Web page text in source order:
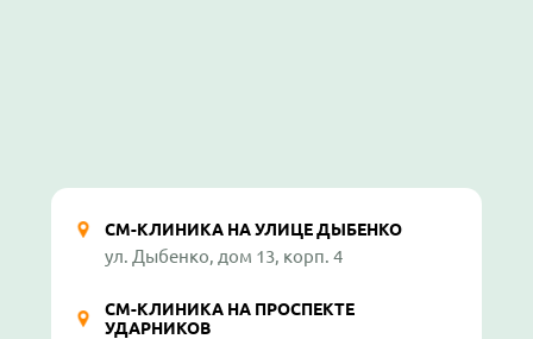
СМ-КЛИНИКА НА УЛИЦЕ ДЫБЕНКО
ул. Дыбенко, дом 13, корп. 4
СМ-КЛИНИКА НА ПРОСПЕКТЕ
УДАРНИКОВ